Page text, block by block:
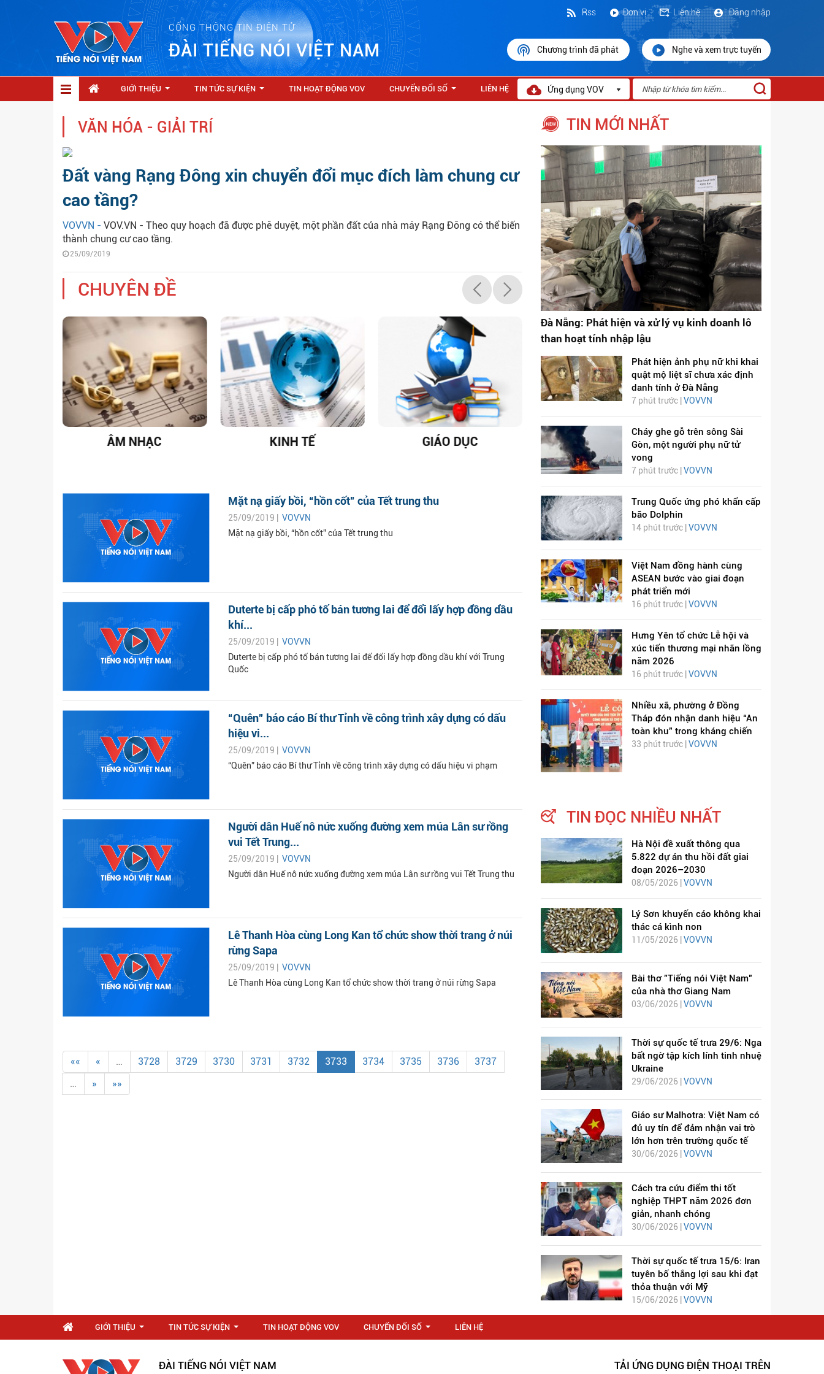
CỔNG THÔNG TIN ĐIỆN TỬ
ĐÀI TIẾNG NÓI VIỆT NAM
Đăng nhập
Liên hệ
Đơn vị
Rss
Chương trình đã phát Nghe và xem trực tuyến
GIỚI THIỆU TIN TỨC SỰ KIỆN TIN HOẠT ĐỘNG VOV CHUYỂN ĐỔI SỐ LIÊN HỆ Ứng dụng VOV
VĂN HÓA - GIẢI TRÍ
Đất vàng Rạng Đông xin chuyển đổi mục đích làm chung cư
cao tầng?
VOVVN - VOV.VN - Theo quy hoạch đã được phê duyệt, một phần đất của nhà máy Rạng Đông có thể biến
thành chung cư cao tầng.
25/09/2019
CHUYÊN ĐỀ
ÂM NHẠC KINH TẾ GIÁO DỤC
DỊCH VIÊM PHỔI COVID-
19
HÁT LÊN VIỆT NAM
Mặt nạ giấy bồi, “hồn cốt” của Tết trung thu
25/09/2019 | VOVVN
Mặt nạ giấy bồi, “hồn cốt” của Tết trung thu
Duterte bị cấp phó tố bán tương lai để đổi lấy hợp đồng dầu
khí...
25/09/2019 | VOVVN
Duterte bị cấp phó tố bán tương lai để đổi lấy hợp đồng dầu khí với Trung
Quốc
“Quên” báo cáo Bí thư Tỉnh về công trình xây dựng có dấu
hiệu vi...
25/09/2019 | VOVVN
“Quên” báo cáo Bí thư Tỉnh về công trình xây dựng có dấu hiệu vi phạm
Người dân Huế nô nức xuống đường xem múa Lân sư rồng
vui Tết Trung...
25/09/2019 | VOVVN
Người dân Huế nô nức xuống đường xem múa Lân sư rồng vui Tết Trung thu
Lê Thanh Hòa cùng Long Kan tổ chức show thời trang ở núi
rừng Sapa
25/09/2019 | VOVVN
Lê Thanh Hòa cùng Long Kan tổ chức show thời trang ở núi rừng Sapa
«« « … 3728 3729 3730 3731 3732 3733 3734 3735 3736
3737
…
» »»
TIN MỚI NHẤT
Đà Nẵng: Phát hiện và xử lý vụ kinh doanh lô
than hoạt tính nhập lậu
Phát hiện ảnh phụ nữ khi khai
quật mộ liệt sĩ chưa xác định
danh tính ở Đà Nẵng
7 phút trước | VOVVN
Cháy ghe gỗ trên sông Sài
Gòn, một người phụ nữ tử
vong
7 phút trước | VOVVN
Trung Quốc ứng phó khẩn cấp
bão Dolphin
14 phút trước | VOVVN
Việt Nam đồng hành cùng
ASEAN bước vào giai đoạn
phát triển mới
16 phút trước | VOVVN
Hưng Yên tổ chức Lễ hội và
xúc tiến thương mại nhãn lồng
năm 2026
16 phút trước | VOVVN
Nhiều xã, phường ở Đồng
Tháp đón nhận danh hiệu “An
toàn khu” trong kháng chiến
33 phút trước | VOVVN
TIN ĐỌC NHIỀU NHẤT
Hà Nội đề xuất thông qua
5.822 dự án thu hồi đất giai
đoạn 2026–2030
08/05/2026 | VOVVN
Lý Sơn khuyến cáo không khai
thác cá kình non
11/05/2026 | VOVVN
Bài thơ "Tiếng nói Việt Nam"
của nhà thơ Giang Nam
03/06/2026 | VOVVN
Thời sự quốc tế trưa 29/6: Nga
bất ngờ tập kích lính tinh nhuệ
Ukraine
29/06/2026 | VOVVN
Giáo sư Malhotra: Việt Nam có
đủ uy tín để đảm nhận vai trò
lớn hơn trên trường quốc tế
30/06/2026 | VOVVN
Cách tra cứu điểm thi tốt
nghiệp THPT năm 2026 đơn
giản, nhanh chóng
30/06/2026 | VOVVN
Thời sự quốc tế trưa 15/6: Iran
tuyên bố thắng lợi sau khi đạt
thỏa thuận với Mỹ
15/06/2026 | VOVVN
GIỚI THIỆU TIN TỨC SỰ KIỆN TIN HOẠT ĐỘNG VOV CHUYỂN ĐỔI SỐ LIÊN HỆ
ĐÀI TIẾNG NÓI VIỆT NAM TẢI ỨNG DỤNG ĐIỆN THOẠI TRÊN